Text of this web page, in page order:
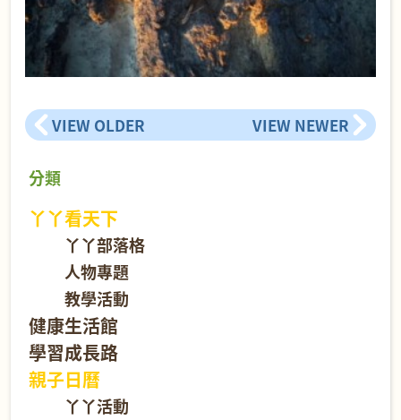
VIEW OLDER VIEW NEWER
分類
丫丫看天下
丫丫部落格
人物專題
教學活動
健康生活館
學習成長路
親子日曆
丫丫活動